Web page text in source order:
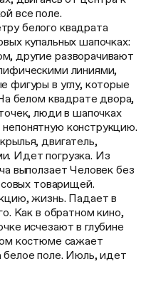
все поле.
белого квадрата
купальных шапочках:
другие разворачивают
линиями,
фигуры в углу, которые
белом квадрате двора,
люди в шапочках
конструкцию.
двигатель,
Идет погрузка. Из
выползает Человек без
товарищей.
жизнь. Падает в
Как в обратном кино,
исчезают в глубине
костюме сажает
белое поле. Июль, идет